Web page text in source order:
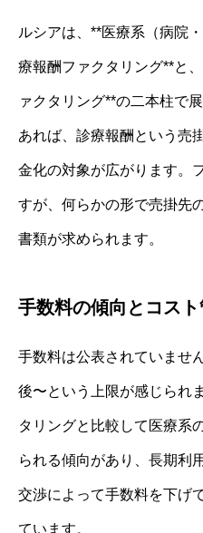
ルシアは、**医療系（病院
療報酬ファクタリング**と
ァクタリング**の二本柱で
あれば、診療報酬という売
金化の対象が広がります。
すが、何らかの形で売掛先
書類が求められます。
手数料の傾向とコスト
手数料は公表されていませ
後〜という上限が感じられ
タリングと比較して医療系
られる傾向があり、長期利
交渉によって手数料を下げ
ています。